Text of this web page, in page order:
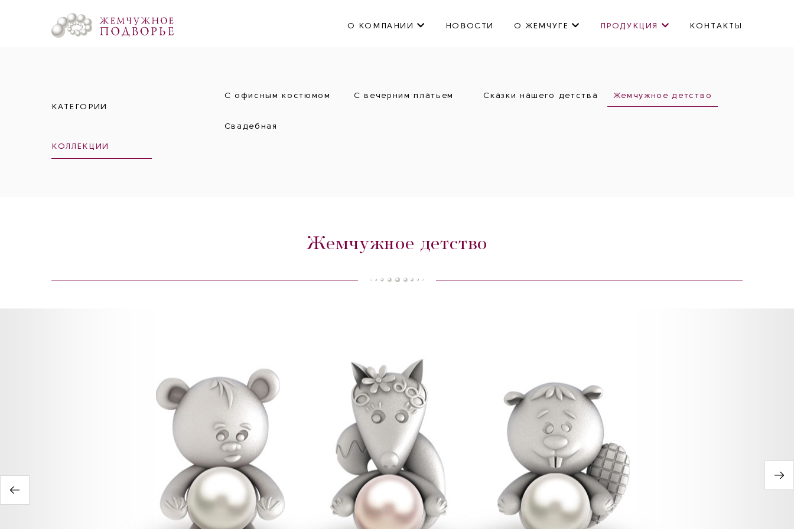
О КОМПАНИИ НОВОСТИ О ЖЕМЧУГЕ ПРОДУКЦИЯ КОНТАКТЫ
КАТЕГОРИИ
КОЛЛЕКЦИИ
С офисным костюмом С вечерним платьем Сказки нашего детства Жемчужное детство
Свадебная
Жемчужное детство